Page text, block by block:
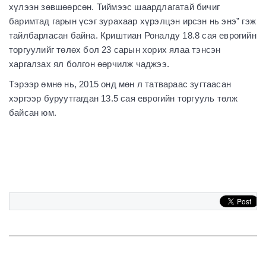
хүлээн зөвшөөрсөн. Тиймээс шаардлагатай бичиг
баримтад гарын үсэг зурахаар хүрэлцэн ирсэн нь энэ” гэж
тайлбарласан байна. Криштиан Роналду 18.8 сая еврогийн
торгуулийг төлөх бол 23 сарын хорих ялаа тэнсэн
харгалзах ял болгон өөрчилж чаджээ.
Тэрээр өмнө нь, 2015 онд мөн л татвараас зугтаасан
хэргээр буруутгагдан 13.5 сая еврогийн торгууль төлж
байсан юм.